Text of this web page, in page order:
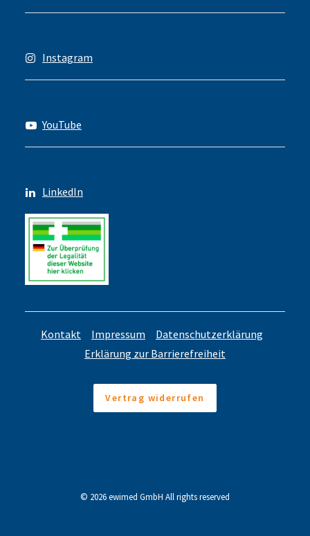
Instagram
YouTube
LinkedIn
Kontakt Impressum
Datenschutzerklärung
Erklärung zur Barrierefreiheit
Vertrag widerrufen
© 2026 ewimed GmbH All rights reserved